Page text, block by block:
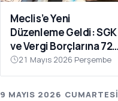
Meclis’e Yeni
Düzenleme Geldi: SGK
ve Vergi Borçlarına 72
Ay Taksit İmkânı
21 Mayıs 2026 Perşembe
9 MAYIS 2026 CUMARTESI